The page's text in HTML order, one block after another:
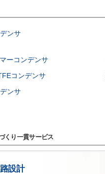
ンサ
ーコンデンサ
コンデンサ
ンサ
くり一貫サービス
設計